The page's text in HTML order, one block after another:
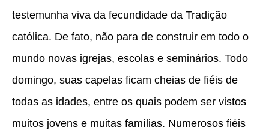
testemunha viva da fecundidade da Tradição
católica. De fato, não para de construir em todo o
mundo novas igrejas, escolas e seminários. Todo
domingo, suas capelas ficam cheias de fiéis de
todas as idades, entre os quais podem ser vistos
muitos jovens e muitas famílias. Numerosos fiéis